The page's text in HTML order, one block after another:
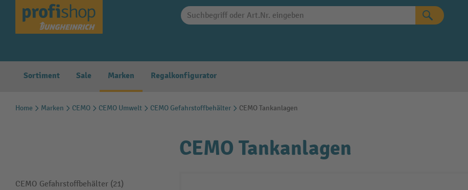
Zur Hauptnavigation springen
Sortiment Sale Marken Regalkonfigurator
Home Marken CEMO CEMO Umwelt CEMO Gefahrstoffbehälter CEMO Tankanlagen
CEMO Gefahrstoffbehälter (21)
CEMO Tankanlagen